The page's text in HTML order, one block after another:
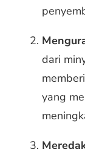
dari
yang